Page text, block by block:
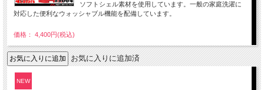
ソフトシェル素材を使用しています。一般の家庭洗濯に
対応した便利なウォッシャブル機能を配備しています。
価格： 4,400円(税込)
お気に入りに追加済
NEW